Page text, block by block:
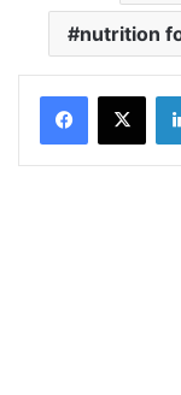
nutrition